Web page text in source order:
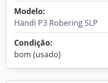
Modelo:
Händi P3 Robering SLP
Condição:
bom (usado)